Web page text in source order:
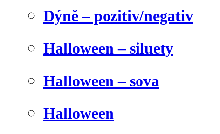
Dýně – pozitiv/negativ
Halloween – siluety
Halloween – sova
Halloween